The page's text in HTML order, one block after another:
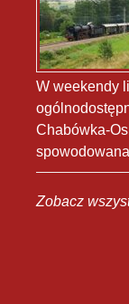
W weekendy
Chabówka-
Zobacz